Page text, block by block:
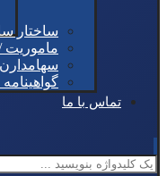
ساختار
ماموریت
سهامدارن
گواهینامه
تماس با ما